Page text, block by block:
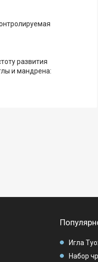
развития
и мандрена:
Игла
Набор